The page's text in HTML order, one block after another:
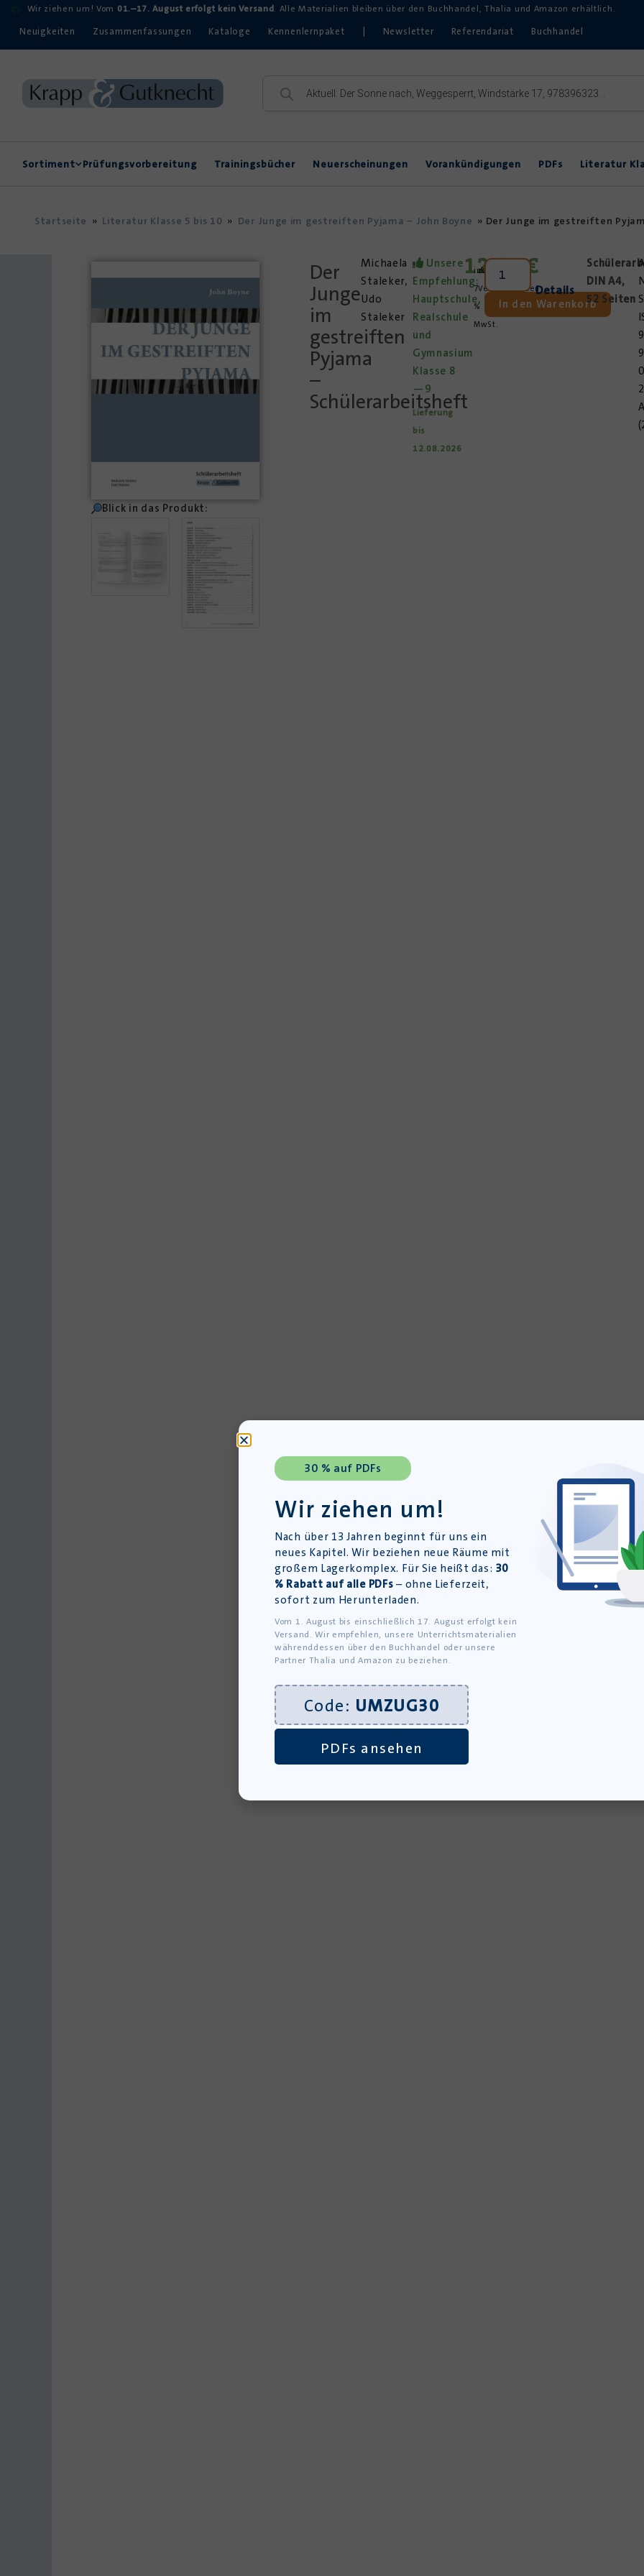
Wir ziehen um! Vom 01.–17. August erfolgt kein Versand. Alle Materialien bleiben über den Buchhandel, Thalia und Amazon erhältlich.
Neuigkeiten Zusammenfassungen Kataloge Kennenlernpaket Newsletter Referendariat Buchhandel
Sortiment Prüfungsvorbereitung Trainingsbücher Neuerscheinungen Vorankündigungen PDFs Literatur
Theater im Unterricht
Startseite » Literatur Klasse 5 bis 10 » Der Junge im gestreiften Pyjama – John Boyne » Der Junge im gestreiften
Blick in das Produkt:
Der
Junge
im
gestreiften
Pyjama
–
Schülerarbeitsheft
Michaela
Staleker,
Udo
Staleker
Unsere
Empfehlung:
Hauptschule,
Realschule
und
Gymnasium
Klasse 8
—9
Lieferung
bis
12.08.2026
12,95€
inkl.
7
%
MwSt.
zzgl.
Versandkosten
In den Warenkorb
Details
DIN A4,
52 Seiten
30 % auf PDFs
Wir ziehen um!
Nach über 13 Jahren beginnt für uns ein
neues Kapitel. Wir beziehen neue Räume mit
großem Lagerkomplex. Für Sie heißt das: 30
% Rabatt auf alle PDFs – ohne Lieferzeit,
sofort zum Herunterladen.
Vom 1. August bis einschließlich 17. August erfolgt kein
Versand. Wir empfehlen, unsere Unterrichtsmaterialien
währenddessen über den Buchhandel oder unsere
Partner Thalia und Amazon zu beziehen.
Code: UMZUG30
PDFs ansehen